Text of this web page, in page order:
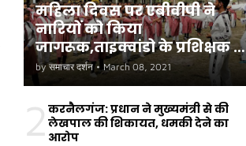
महिला दिवस पर एबीवीपी ने
नारियों को किया
जागरूक,ताइक्वांडो के प्रशिक्षक ने
छात्राओं को सुरक्षा के टिप्स दिए
by समाचार दर्शन • March 08, 2021
2 करनैलगंज: प्रधान ने मुख्यमंत्री से की
लेखपाल की शिकायत, धमकी देने का
आरोप